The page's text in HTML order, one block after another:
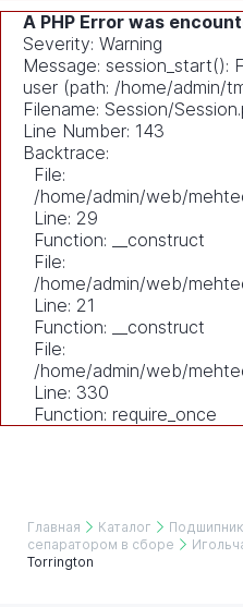
A PHP Error was
Severity: Warning
Message: session_start():
user (path: /home/admin/
Filename: Session/
Line Number: 143
Backtrace:
File:
/home/admin/web/
Line: 29
Function: __construct
File:
/home/admin/web/
Line: 21
Function: __construct
File:
/home/admin/web/
Line: 330
Function: require_once
Главная Каталог
сепаратором в сборе
Torrington